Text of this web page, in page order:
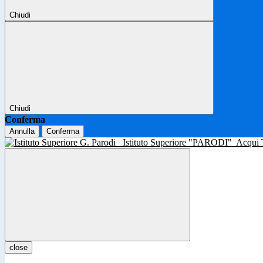
Chiudi
Chiudi
Conferma
Annulla Conferma
Istituto Superiore "PARODI" Acqui
close